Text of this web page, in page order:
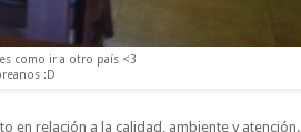
como ir a otro país <3
:D
en relación a la calidad, ambiente y atención.